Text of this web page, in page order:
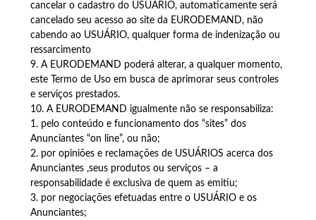
cancelar o cadastro do USUÁRIO, automaticamente será
cancelado seu acesso ao site da EURODEMAND, não
cabendo ao USUÁRIO, qualquer forma de indenização ou
ressarcimento
9. A EURODEMAND poderá alterar, a qualquer momento,
este Termo de Uso em busca de aprimorar seus controles
e serviços prestados.
10. A EURODEMAND igualmente não se responsabiliza:
1. pelo conteúdo e funcionamento dos “sites” dos
Anunciantes “on line”, ou não;
2. por opiniões e reclamações de USUÁRIOS acerca dos
Anunciantes ,seus produtos ou serviços – a
responsabilidade é exclusiva de quem as emitiu;
3. por negociações efetuadas entre o USUÁRIO e os
Anunciantes;